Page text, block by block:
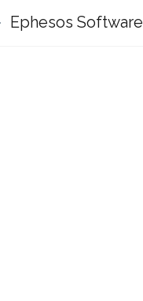
Ephesos Software